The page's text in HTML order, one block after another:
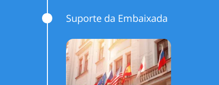
Suporte da Embaixada